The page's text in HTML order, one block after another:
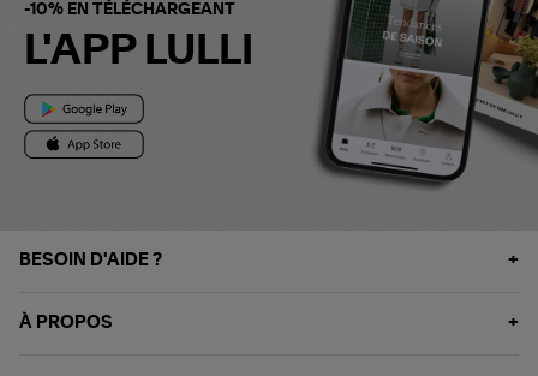
-10% EN TÉLÉCHARGEANT
L'APP LULLI
BESOIN D'AIDE ?
À PROPOS